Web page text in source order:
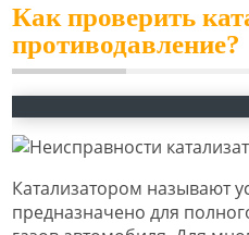
Как проверить
противодавление?
Катализатором называют
предназначено для